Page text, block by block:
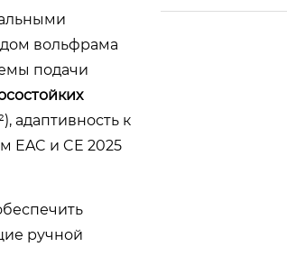
вольфрама
подачи
адаптивность к
EAC и CE 2025
ручной